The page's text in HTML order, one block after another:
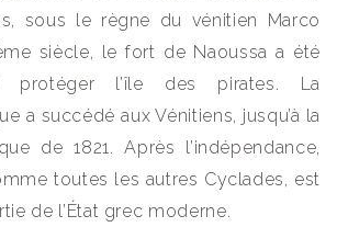
sous le règne du vénitien Marco
siècle, le fort de Naoussa a été
protéger l’île des pirates. La
a succédé aux Vénitiens, jusqu’à la
de 1821. Après l’indépendance,
toutes les autres Cyclades, est
de l’État grec moderne.